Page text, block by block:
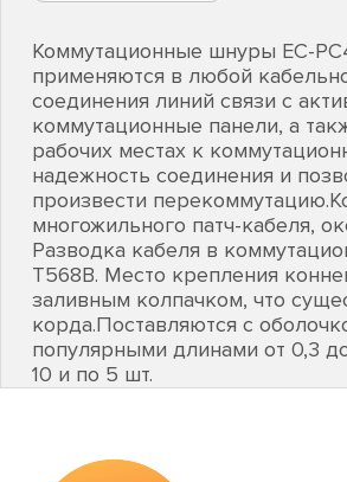
Коммутационные шнуры EC-
применяются в любой
соединения линий связи с
коммутационные панели, а
рабочих местах к
надежность соединения и
произвести
многожильного патч-кабеля,
Разводка кабеля в
T568B. Место крепления
заливным колпачком, что
корда.Поставляются с
популярными длинами от 0,3
10 и по 5 шт.